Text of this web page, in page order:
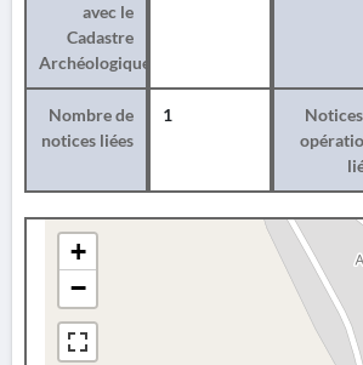
avec le
Cadastre
Archéologique
Nombre de
notices liées
1
+
−